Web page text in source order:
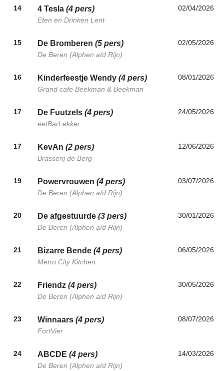
14 4 Tesla (4 pers)
Eten en Drinken Lent
02/04/2026
15 De Bromberen (5 pers)
De Beren (Alphen a/d Rijn)
02/05/2026
16 Kinderfeestje Wendy (4 pers)
Grand cafe Beekman & Beekman
08/01/2026
17 De Fuutzels (4 pers)
eetBarLekker
24/05/2026
17 KevAn (2 pers)
Brasserij de Berg
12/06/2026
19 Powervrouwen (4 pers)
De Beren (Alphen a/d Rijn)
03/07/2026
20 De afgestuurde (3 pers)
De Beren (Alphen a/d Rijn)
30/01/2026
21 Bizarre Bende (4 pers)
Metro City Kitchen
06/05/2026
22 Friendz (4 pers)
De Beren (Alphen a/d Rijn)
30/05/2026
23 Winnaars (4 pers)
FortVier
08/07/2026
24 ABCDE (4 pers)
De Beren (Alphen a/d Rijn)
14/03/2026